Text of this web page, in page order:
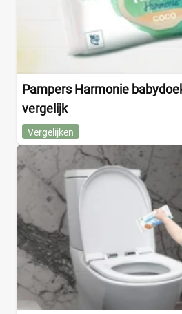
Pampers Harmonie
vergelijk
Vergelijken